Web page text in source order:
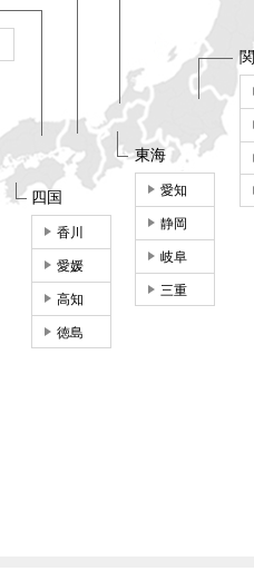
東海
愛知
静岡
岐阜
三重
四国
香川
愛媛
高知
徳島